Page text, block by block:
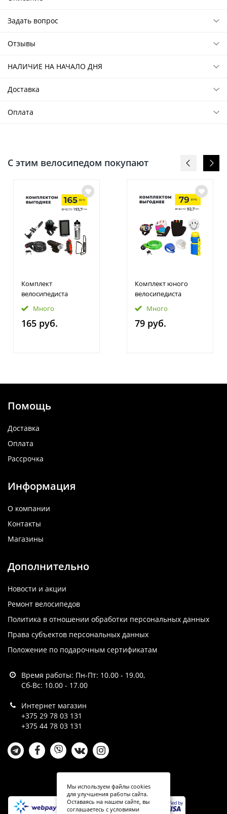
Задать вопрос
Отзывы
НАЛИЧИЕ НА НАЧАЛО ДНЯ
Доставка
Оплата
С этим велосипедом покупают
Комплект
велосипедиста
Много
165 руб.
Комплект юного
велосипедиста
Много
79 руб.
Помощь
Доставка
Оплата
Рассрочка
Информация
О компании
Контакты
Магазины
Дополнительно
Новости и акции
Ремонт велосипедов
Политика в отношении обработки персональных данных
Права субъектов персональных данных
Положение по подарочным сертификатам
Время работы: Пн-Пт: 10.00 - 19.00,
Сб-Вс: 10.00 - 17.00
Интернет магазин
+375 29 78 03 131
+375 44 78 03 131
Мы используем файлы cookies
для улучшения работы сайта.
Оставаясь на нашем сайте, вы
соглашаетесь с условиями